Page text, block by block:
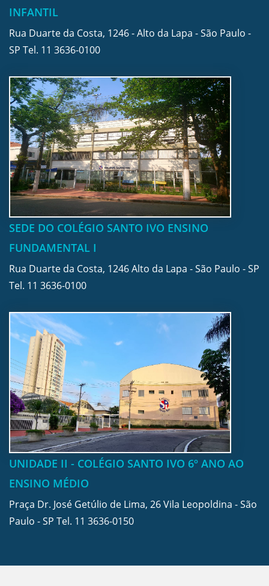
INFANTIL
Rua Duarte da Costa, 1246 - Alto da Lapa - São Paulo -
SP Tel. 11 3636-0100
SEDE DO COLÉGIO SANTO IVO ENSINO
FUNDAMENTAL I
Rua Duarte da Costa, 1246 Alto da Lapa - São Paulo - SP
Tel. 11 3636-0100
UNIDADE II - COLÉGIO SANTO IVO 6º ANO AO
ENSINO MÉDIO
Praça Dr. José Getúlio de Lima, 26 Vila Leopoldina - São
Paulo - SP Tel. 11 3636-0150